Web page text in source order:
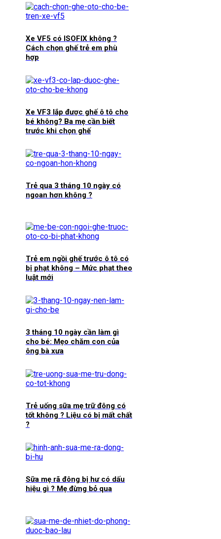
Xe VF5 có ISOFIX không ?
Cách chọn ghế trẻ em phù
hợp
Xe VF3 lắp được ghế ô tô cho
bé không? Ba mẹ cần biết
trước khi chọn ghế
Trẻ qua 3 tháng 10 ngày có
ngoan hơn không ?
Trẻ em ngồi ghế trước ô tô có
bị phạt không – Mức phạt theo
luật mới
3 tháng 10 ngày cần làm gì
cho bé: Mẹo chăm con của
ông bà xưa
Trẻ uống sữa mẹ trữ đông có
tốt không ? Liệu có bị mất chất
?
Sữa mẹ rã đông bị hư có dấu
hiệu gì ? Mẹ đừng bỏ qua